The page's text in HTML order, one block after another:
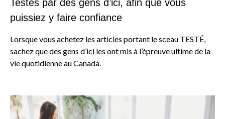
Testés par des gens d’ici, afin que vous
puissiez y faire confiance
Lorsque vous achetez les articles portant le sceau TESTÉ,
sachez que des gens d’ici les ont mis à l’épreuve ultime de la
vie quotidienne au Canada.